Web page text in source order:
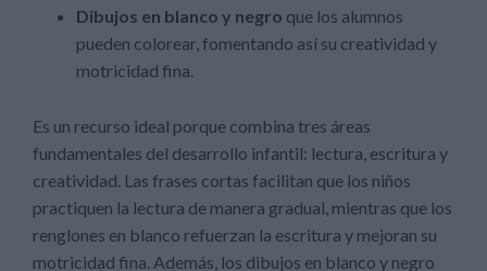
Dibujos en blanco y negro que los alumnos
pueden colorear, fomentando así su creatividad y
motricidad fina.
Es un recurso ideal porque combina tres áreas
fundamentales del desarrollo infantil: lectura, escritura y
creatividad. Las frases cortas facilitan que los niños
practiquen la lectura de manera gradual, mientras que los
renglones en blanco refuerzan la escritura y mejoran su
motricidad fina. Además, los dibujos en blanco y negro